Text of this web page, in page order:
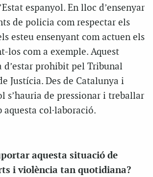
espanyol. En lloc d’ensenyar
de policia com respectar els
esteu ensenyant com actuen els
los com a exemple. Aquest
d’estar prohibit pel Tribunal
Justícia. Des de Catalunya i
s’hauria de pressionar i treballar
aquesta col·laboració.
aquesta situació de
i violència tan quotidiana?